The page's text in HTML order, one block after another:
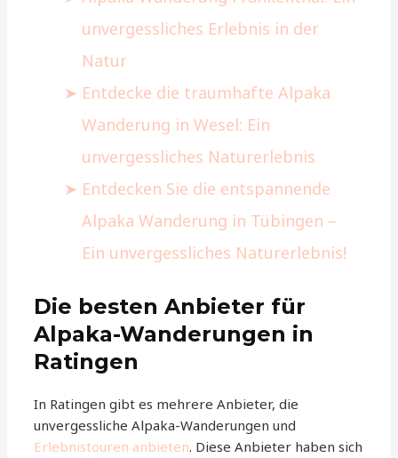
unvergessliches Erlebnis in der
Natur
Entdecke die traumhafte Alpaka
Wanderung in Wesel: Ein
unvergessliches Naturerlebnis
Entdecken Sie die entspannende
Alpaka Wanderung in Tübingen –
Ein unvergessliches Naturerlebnis!
Die besten Anbieter für
Alpaka-Wanderungen in
Ratingen
In Ratingen gibt es mehrere Anbieter, die
unvergessliche Alpaka-Wanderungen und
Erlebnistouren anbieten. Diese Anbieter haben sich